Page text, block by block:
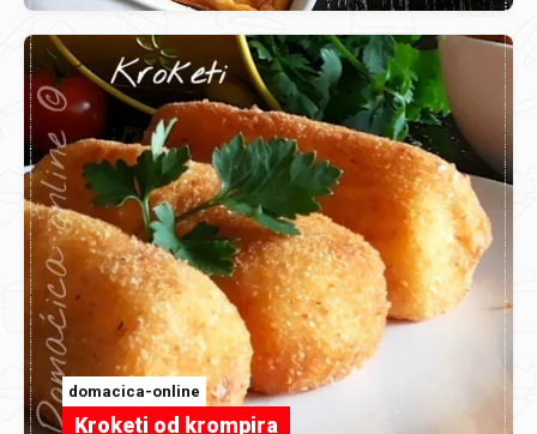
domacica-online
Kroketi od krompira